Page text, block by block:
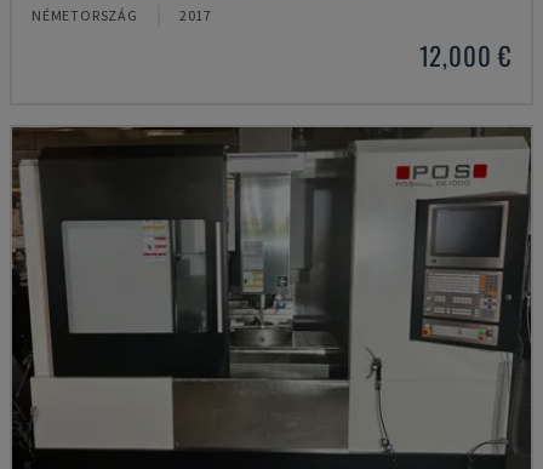
NÉMETORSZÁG 2017
12,000 €